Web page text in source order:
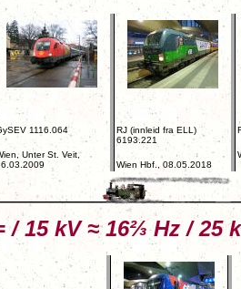
1116.064
Unter St. Veit,
RJ (innleid fra ELL)
6193.221
Wien Hbf., 08.05.2018
/ 15 kV ≈ 16⅔ Hz / 25